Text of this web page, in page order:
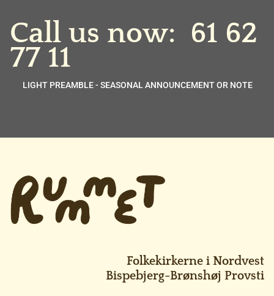
Call us now: 61 62
77 11
LIGHT PREAMBLE - SEASONAL ANNOUNCEMENT OR NOTE
Folkekirkerne i Nordvest
Bispebjerg-Brønshøj Provsti